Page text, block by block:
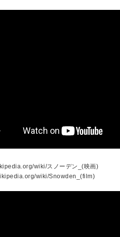
wiki/スノーデン_(映画)
wiki/Snowden_(film)